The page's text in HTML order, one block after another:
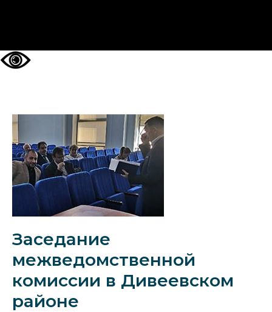
Заседание
межведомственной
комиссии в Дивеевском
районе